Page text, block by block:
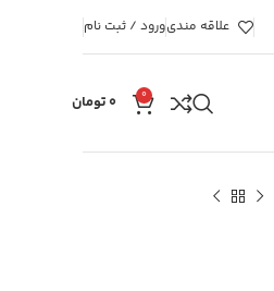
علاقه مندیورود / ثبت نام
0 ۰ تومان